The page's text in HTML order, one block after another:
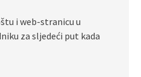
i web-stranicu u
za sljedeći put kada